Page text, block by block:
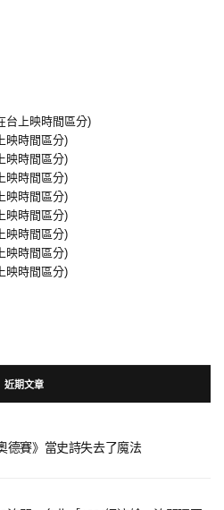
台上映時間區分)
映時間區分)
映時間區分)
映時間區分)
映時間區分)
映時間區分)
映時間區分)
映時間區分)
映時間區分)
近期文章
德賽》當史詩失去了魔法